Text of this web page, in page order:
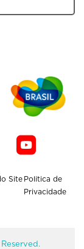
Site Politica de
Privacidade